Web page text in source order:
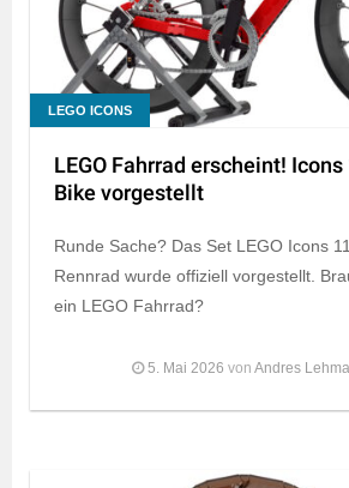
LEGO ICONS
LEGO Fahrrad erscheint!
Bike vorgestellt
Runde Sache? Das Set LEGO Icons
Rennrad wurde offiziell vorgestellt.
ein LEGO Fahrrad?
5. Mai 2026 von Andres